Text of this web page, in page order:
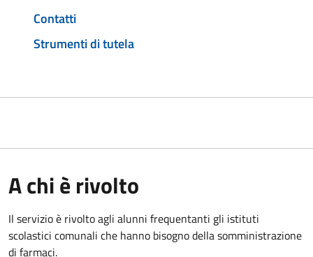
Contatti
Strumenti di tutela
A chi è rivolto
Il servizio è rivolto agli alunni frequentanti gli istituti
scolastici comunali che hanno bisogno della somministrazione
di farmaci.